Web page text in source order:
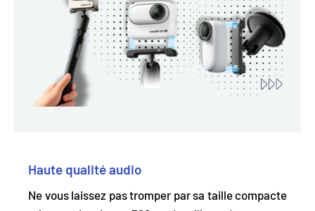
Haute qualité audio
Ne vous laissez pas tromper par sa taille compacte